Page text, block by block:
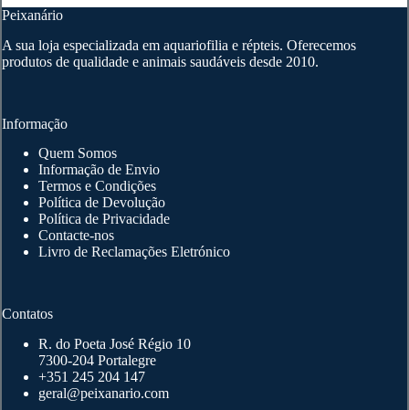
Peixanário
A sua loja especializada em aquariofilia e répteis. Oferecemos
produtos de qualidade e animais saudáveis desde 2010.
Informação
Quem Somos
Informação de Envio
Termos e Condições
Política de Devolução
Política de Privacidade
Contacte-nos
Livro de Reclamações Eletrónico
Contatos
R. do Poeta José Régio 10
7300-204 Portalegre
+351 245 204 147
geral@peixanario.com